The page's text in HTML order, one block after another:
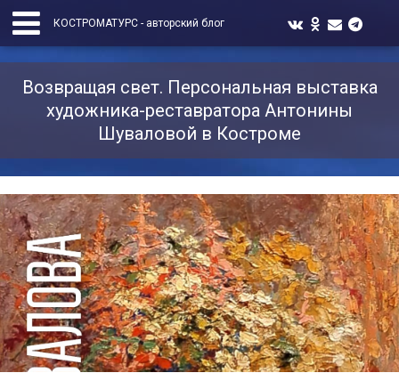
КОСТРОМАТУРС - авторский блог
Возвращая свет. Персональная выставка
художника-реставратора Антонины
Шуваловой в Костроме